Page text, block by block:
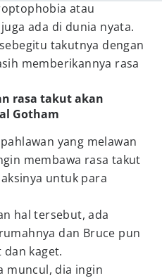
atau
ada di dunia nyata.
takutnya dengan
memberikannya rasa
rasa takut akan
Gotham
yang melawan
membawa rasa takut
untuk para
hal tersebut, ada
dan Bruce pun
kaget.
muncul, dia ingin